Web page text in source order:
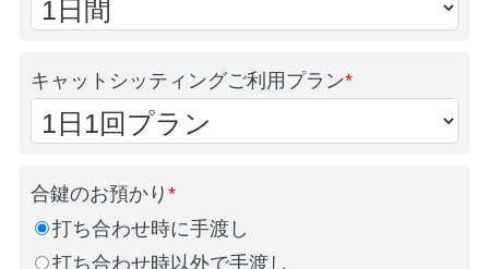
キャットシッティングご利用プラン*
合鍵のお預かり *
打ち合わせ時に手渡し
打ち合わせ時以外で手渡し